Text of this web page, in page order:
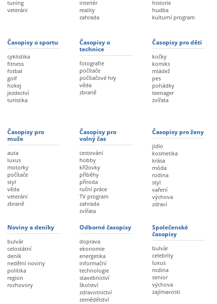
tuning
veteráni
interiér
reality
zahrada
historie
hudba
kulturní program
Časopisy o sportu
cyklistika
fitness
fotbal
golf
hokej
jezdectví
turistika
Časopisy o
technice
fotografie
počítače
počítačové hry
věda
zbraně
Časopisy pro děti
kočky
komiks
mládež
pes
pohádky
teenager
zvířata
Časopisy pro
muže
auta
luxus
motorky
počítače
styl
věda
veteráni
zbraně
Časopisy pro
volný čas
cestování
hobby
křížovky
příběhy
příroda
ruční práce
TV program
zahrada
zvířata
Časopisy pro ženy
jídlo
kosmetika
krása
móda
rodina
styl
vaření
výchova
zdraví
Noviny a deníky
bulvár
celostátní
deník
nedělní noviny
politika
region
rozhovory
Odborné časopisy
doprava
ekonomie
energetika
informační
technologie
stavebnictví
školství
zdravotnictví
zemědělství
Společenské
časopisy
bulvár
celebrity
luxus
rodina
senior
výchova
zajímavosti